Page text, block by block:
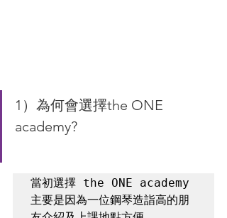
1）為何會選擇the ONE
academy?
當初選擇 the ONE academy
主要是因為一位鋼琴造詣高的朋